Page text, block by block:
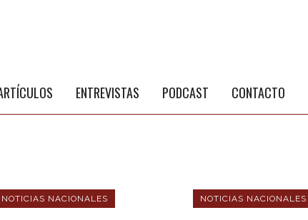
ENTREVISTAS PODCAST CONTACTO
NOTICIAS NACIONALES NOTICIAS NACIONALES